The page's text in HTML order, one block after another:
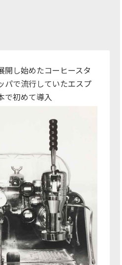
開し始めたコーヒースタ
パで流行していたエスプ
で初めて導入